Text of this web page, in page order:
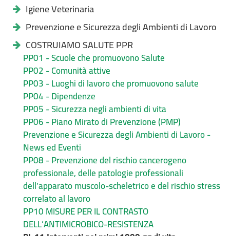
Igiene Veterinaria
Prevenzione e Sicurezza degli Ambienti di Lavoro
COSTRUIAMO SALUTE PPR
PP01 - Scuole che promuovono Salute
PP02 - Comunità attive
PP03 - Luoghi di lavoro che promuovono salute
PP04 - Dipendenze
PP05 - Sicurezza negli ambienti di vita
PP06 - Piano Mirato di Prevenzione (PMP)
Prevenzione e Sicurezza degli Ambienti di Lavoro -
News ed Eventi
PP08 - Prevenzione del rischio cancerogeno
professionale, delle patologie professionali
dell’apparato muscolo-scheletrico e del rischio stress
correlato al lavoro
PP10 MISURE PER IL CONTRASTO
DELL’ANTIMICROBICO-RESISTENZA